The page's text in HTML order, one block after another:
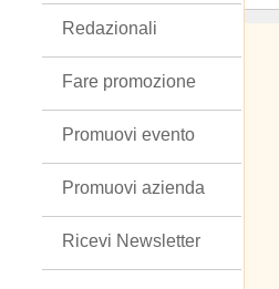
Redazionali
Fare promozione
Promuovi evento
Promuovi azienda
Ricevi Newsletter